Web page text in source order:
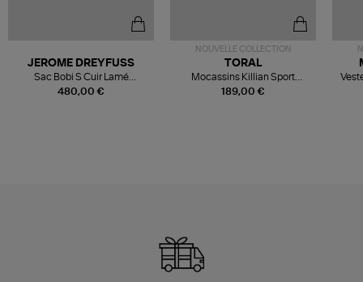
480,00 €
JEROME DREYFUSS
Sac Bobi S Cuir Lamé
Champagne
NOUVELLE COLLECTION
189,00 €
TORAL
Mocassins Killian Sport
Mousse